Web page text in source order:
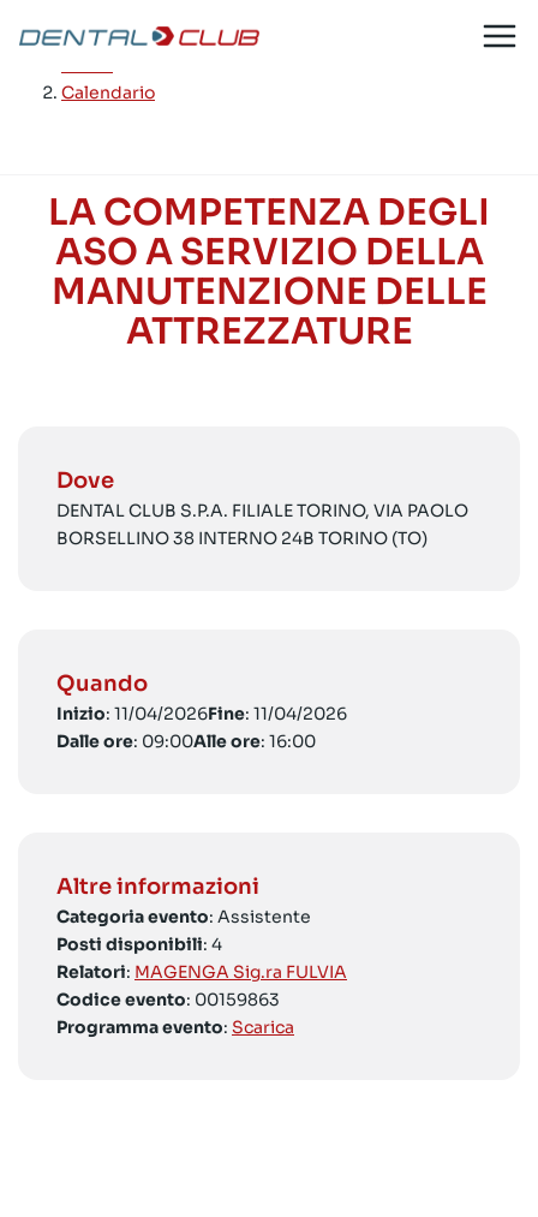
contenuto
Calendario
LA COMPETENZA DEGLI
ASO A SERVIZIO DELLA
MANUTENZIONE DELLE
ATTREZZATURE
Dove
DENTAL CLUB S.P.A. FILIALE TORINO, VIA PAOLO
BORSELLINO 38 INTERNO 24B TORINO (TO)
Quando
Inizio: 11/04/2026Fine: 11/04/2026
Dalle ore: 09:00Alle ore: 16:00
Altre informazioni
Categoria evento: Assistente
Posti disponibili: 4
Relatori: MAGENGA Sig.ra FULVIA
Codice evento: 00159863
Programma evento: Scarica